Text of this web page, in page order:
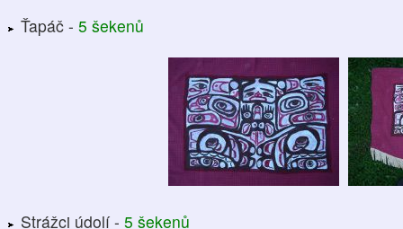
Ťapáč - 5 šekenů
Strážci údolí - 5 šekenů